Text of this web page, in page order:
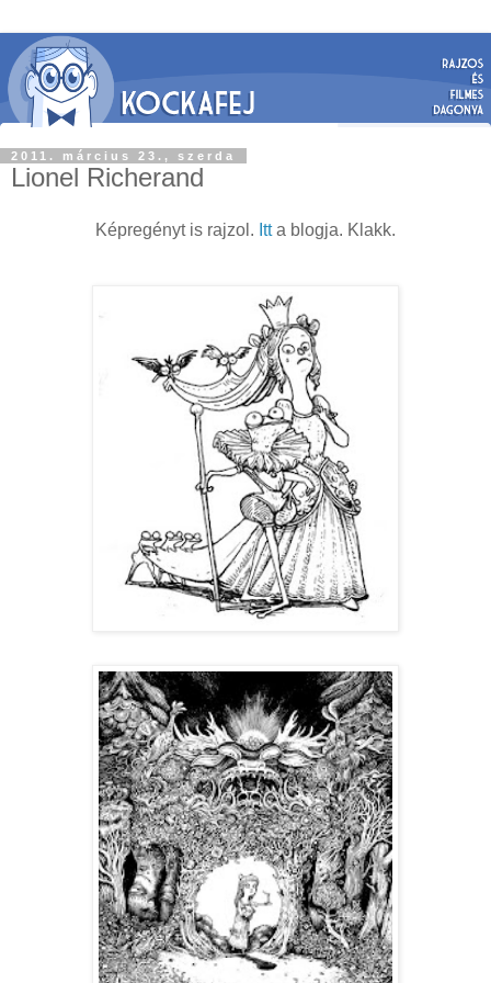
2011. március 23., szerda
Lionel Richerand
Képregényt is rajzol. Itta blogja. Klakk.